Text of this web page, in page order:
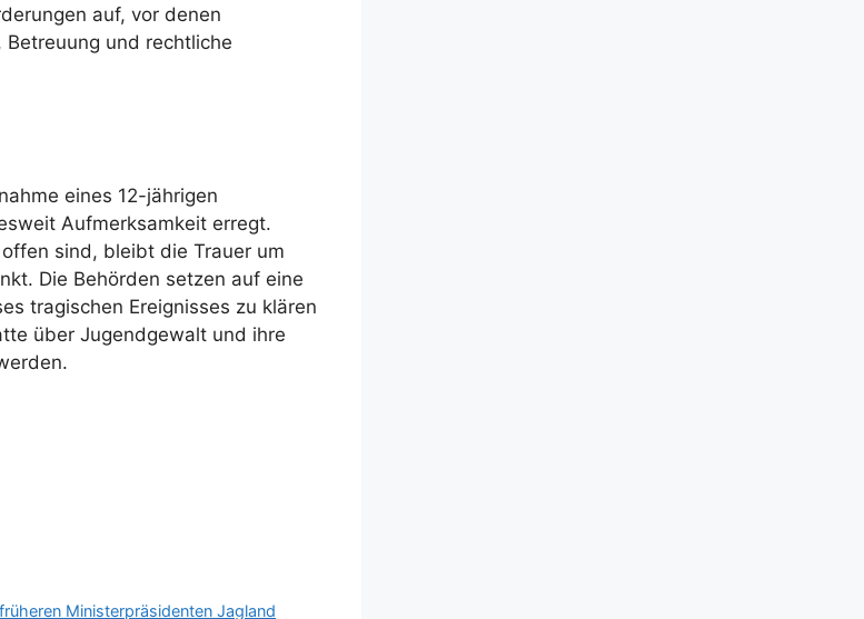
auf, vor denen
und rechtliche
eines 12-jährigen
Aufmerksamkeit erregt.
sind, bleibt die Trauer um
Die Behörden setzen auf eine
tragischen Ereignisses zu klären
über Jugendgewalt und ihre
Ministerpräsidenten Jagland